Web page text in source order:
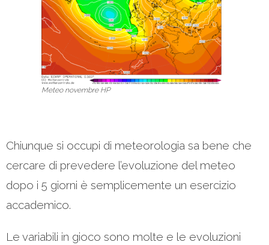
Meteo novembre HP
Chiunque si occupi di meteorologia sa bene che
cercare di prevedere l’evoluzione del meteo
dopo i 5 giorni è semplicemente un esercizio
accademico.
Le variabili in gioco sono molte e le evoluzioni